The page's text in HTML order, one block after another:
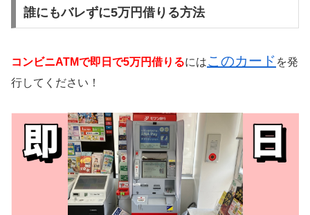
誰にもバレずに5万円借りる方法
コンビニATMで即日で5万円借りるにはこのカード を発
行してください！